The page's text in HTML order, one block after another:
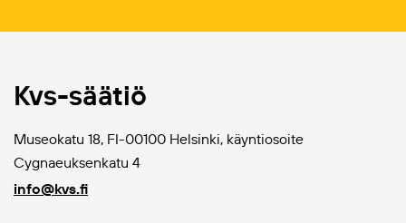
Kvs-säätiö
Museokatu 18, FI-00100 Helsinki, käyntiosoite
Cygnaeuksenkatu 4
info@kvs.fi